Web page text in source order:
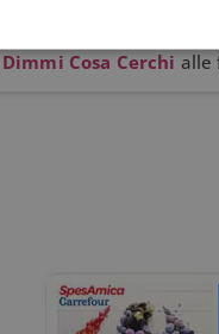
Dimmi Cosa Cerchi alle